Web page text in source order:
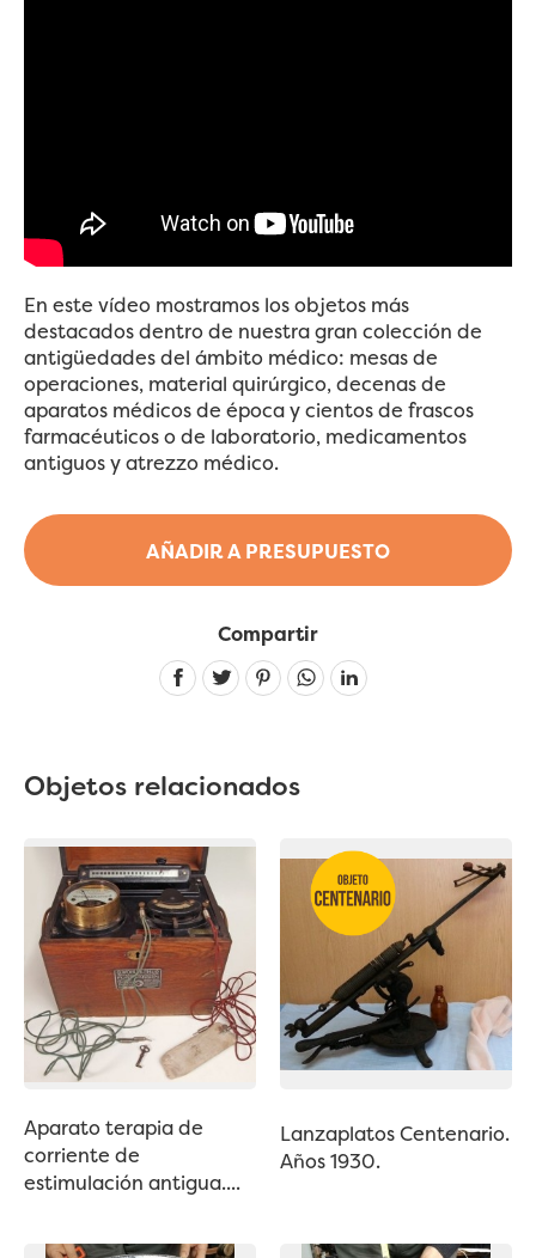
AÑADIR A PRESUPUESTO
En este vídeo mostramos los objetos más
destacados dentro de nuestra gran colección de
antigüedades del ámbito médico: mesas de
operaciones, material quirúrgico, decenas de
aparatos médicos de época y cientos de frascos
farmacéuticos o de laboratorio, medicamentos
antiguos y atrezzo médico.
Compartir
Linkedin
Objetos relacionados
Aparato terapia de
corriente de
estimulación antigua....
Lanzaplatos Centenario.
Años 1930.